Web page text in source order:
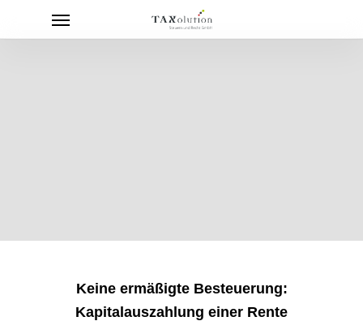
Menu
Keine ermäßigte Besteuerung:
Kapitalauszahlung einer Rente